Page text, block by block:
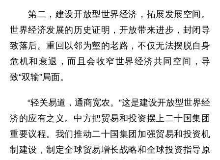
第二，建设开放型世界经济，拓展发展空间。
世界经济发展的历史证明，开放带来进步，封闭导
致落后。重回以邻为壑的老路，不仅无法摆脱自身
危机和衰退，而且会收窄世界经济共同空间，导
致“双输”局面。
“轻关易道，通商宽农。”这是建设开放型世界经
济的应有之义。中方把贸易和投资摆上二十国集团
重要议程。我们推动二十国集团加强贸易和投资机
制建设，制定全球贸易增长战略和全球投资指导原